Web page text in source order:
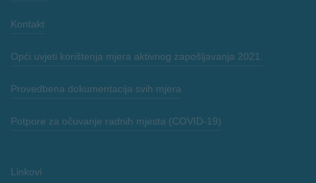
Kontakt
Opći uvjeti korištenja mjera aktivnog zapošljavanja 2021.
Provedbena dokumentacija svih mjera
Potpore za očuvanje radnih mjesta (COVID-19)
Linkovi